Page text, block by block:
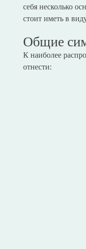
себя несколько
стоит иметь в
Общие
К наиболее
отнести: